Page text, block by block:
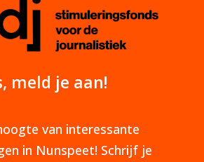
meld je aan!
van interessante
in Nunspeet! Schrijf je